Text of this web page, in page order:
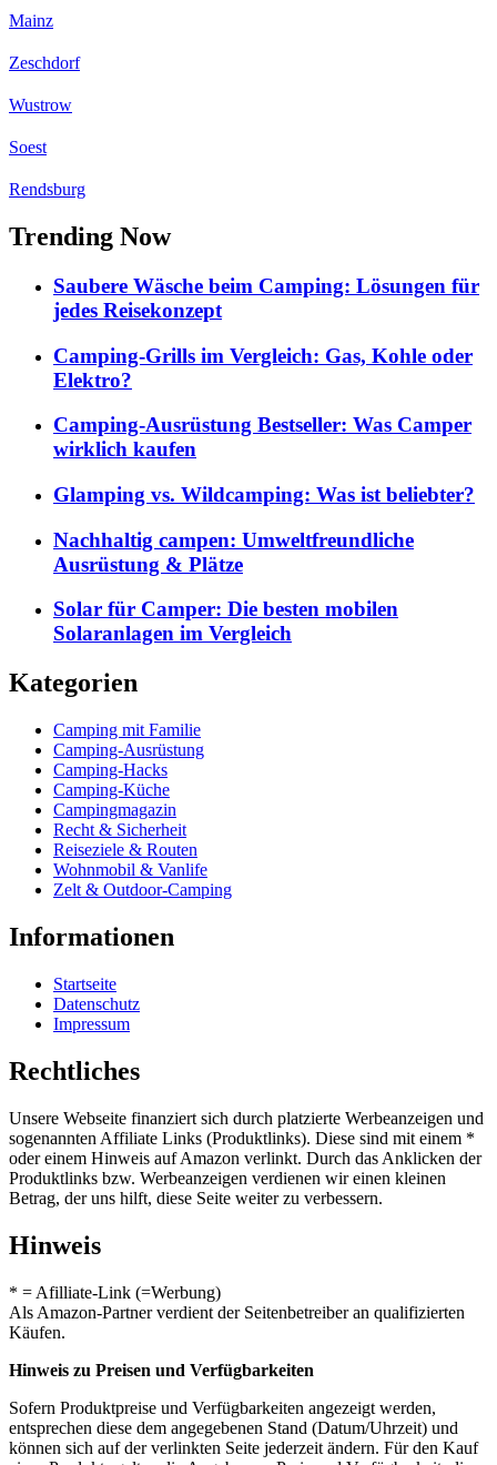
Mainz
Zeschdorf
Wustrow
Soest
Rendsburg
Trending Now
Saubere Wäsche beim Camping: Lösungen für
jedes Reisekonzept
Camping-Grills im Vergleich: Gas, Kohle oder
Elektro?
Camping-Ausrüstung Bestseller: Was Camper
wirklich kaufen
Glamping vs. Wildcamping: Was ist beliebter?
Nachhaltig campen: Umweltfreundliche
Ausrüstung & Plätze
Solar für Camper: Die besten mobilen
Solaranlagen im Vergleich
Kategorien
Camping mit Familie
Camping-Ausrüstung
Camping-Hacks
Camping-Küche
Campingmagazin
Recht & Sicherheit
Reiseziele & Routen
Wohnmobil & Vanlife
Zelt & Outdoor-Camping
Informationen
Startseite
Datenschutz
Impressum
Rechtliches
Unsere Webseite finanziert sich durch platzierte Werbeanzeigen und
sogenannten Affiliate Links (Produktlinks). Diese sind mit einem *
oder einem Hinweis auf Amazon verlinkt. Durch das Anklicken der
Produktlinks bzw. Werbeanzeigen verdienen wir einen kleinen
Betrag, der uns hilft, diese Seite weiter zu verbessern.
Hinweis
* = Afilliate-Link (=Werbung)
Als Amazon-Partner verdient der Seitenbetreiber an qualifizierten
Käufen.
Hinweis zu Preisen und Verfügbarkeiten
Sofern Produktpreise und Verfügbarkeiten angezeigt werden,
entsprechen diese dem angegebenen Stand (Datum/Uhrzeit) und
können sich auf der verlinkten Seite jederzeit ändern. Für den Kauf